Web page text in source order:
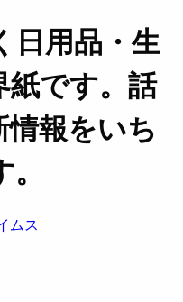
日用品・生
紙です。話
報をいち